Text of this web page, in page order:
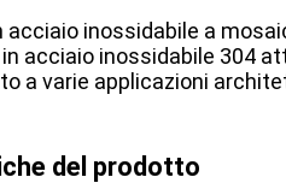
acciaio inossidabile a
acciaio inossidabile 304
a varie applicazioni
del prodotto